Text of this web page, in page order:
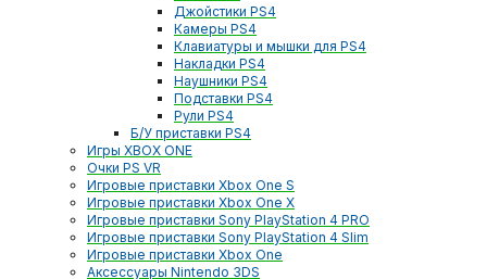
Джойстики PS4
Камеры PS4
Клавиатуры и мышки для PS4
Накладки PS4
Наушники PS4
Подставки PS4
Рули PS4
Б/У приставки PS4
Игры XBOX ONE
Очки PS VR
Игровые приставки Xbox One S
Игровые приставки Xbox One X
Игровые приставки Sony PlayStation 4 PRO
Игровые приставки Sony PlayStation 4 Slim
Игровые приставки Xbox One
Аксессуары Nintendo 3DS